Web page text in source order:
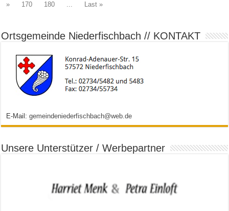
»
170 180 ... Last »
Ortsgemeinde Niederfischbach // KONTAKT
E-Mail:gemeindeniederfischbach@web.de
Unsere Unterstützer / Werbepartner